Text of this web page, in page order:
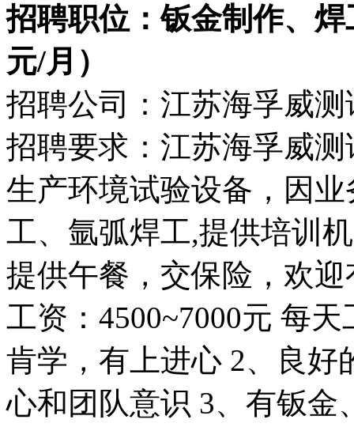
招聘职位：钣金制作、
元/月）
招聘公司：江苏海孚威
招聘要求：江苏海孚威
生产环境试验设备，因
工、氩弧焊工,提供培训
提供午餐，交保险，欢
工资：4500~7000元 每
肯学，有上进心 2、良好
心和团队意识 3、有钣金